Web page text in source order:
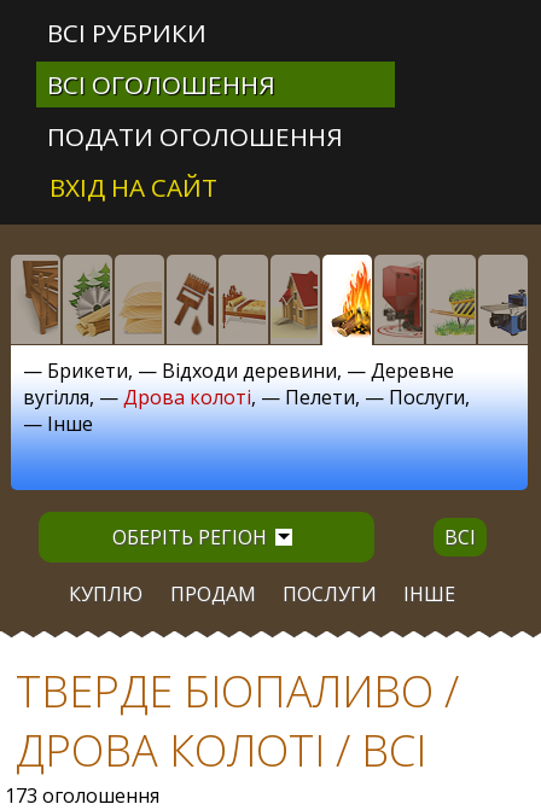
ВСІ РУБРИКИ
ВСІ ОГОЛОШЕННЯ
ПОДАТИ ОГОЛОШЕННЯ
ВХІД НА САЙТ
— Брикети, — Відходи деревини, —Деревне
вугілля, —Дрова колоті, —Пелети, —Послуги,
—Інше
ОБЕРІТЬ РЕГІОН ВСІ
КУПЛЮ ПРОДАМ ПОСЛУГИ ІНШЕ
ТВЕРДЕ БІОПАЛИВО /
ДРОВА КОЛОТІ / ВСІ
173 оголошення